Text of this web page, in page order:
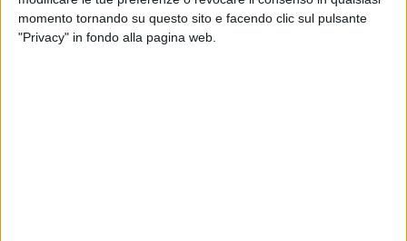
momento tornando su questo sito e facendo clic sul pulsante
"Privacy" in fondo alla pagina web.
de viaggio in tutte le sue forme. Dal viaggio fisico a quello
geografico, fino al viaggio esperienziale interiore attraverso